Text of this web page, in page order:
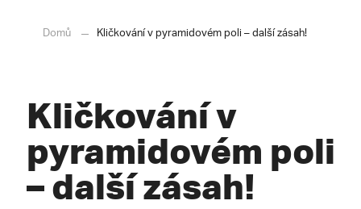
Domů Kličkování v pyramidovém poli – další zásah!
Kličkování v
pyramidovém poli
– další zásah!